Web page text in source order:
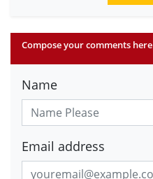
Compose your comments here
Name
Email address